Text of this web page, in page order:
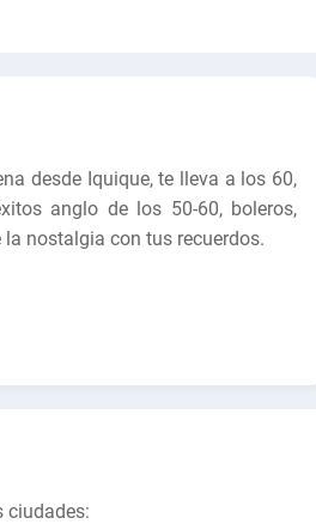
desde Iquique, te lleva a los 60,
anglo de los 50-60, boleros,
nostalgia con tus recuerdos.
ciudades: